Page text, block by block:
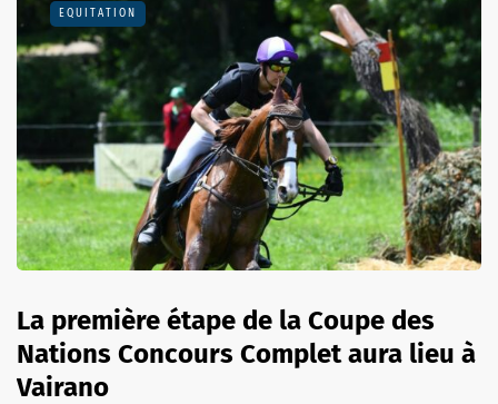
EQUITATION
La première étape de la Coupe des
Nations Concours Complet aura lieu à
Vairano